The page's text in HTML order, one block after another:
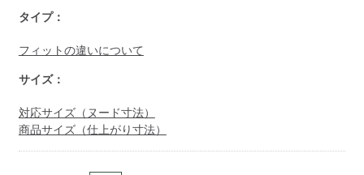
タイプ：
フィットの違いについて
サイズ：
対応サイズ（ヌード寸法）
商品サイズ（仕上がり寸法）